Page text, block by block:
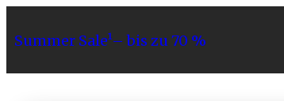
Summer Sale¹– bis zu 70 %